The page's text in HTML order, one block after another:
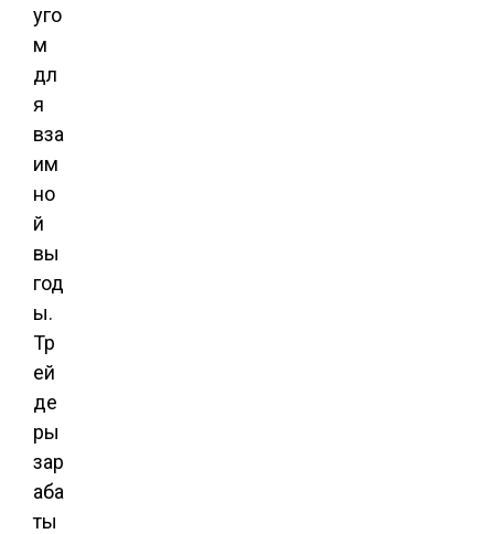
уго
м
дл
я
вза
им
но
й
вы
год
ы.
Тр
ей
де
ры
зар
аба
ты